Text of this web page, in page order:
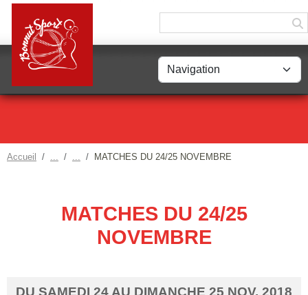
Accueil MATCHES DU 24/25 NOVEMBRE
MATCHES DU 24/25
NOVEMBRE
DU SAMEDI 24 AU DIMANCHE 25 NOV. 2018